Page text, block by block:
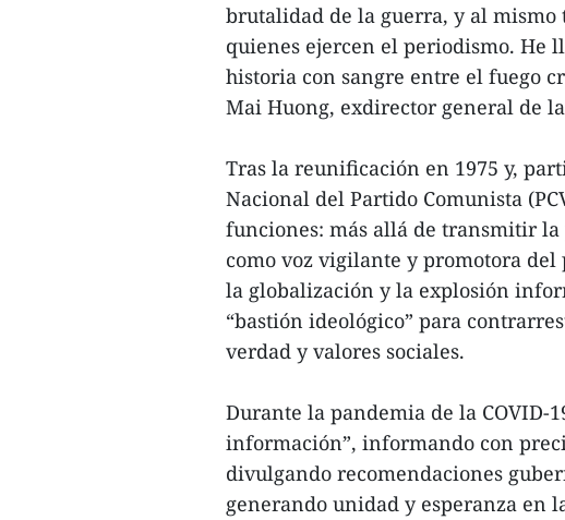
brutalidad de la guerra, y al
quienes ejercen el periodismo. He
historia con sangre entre el fuego
Mai Huong, exdirector general de
Tras la reunificación en 1975 y,
Nacional del Partido Comunista
funciones: más allá de transmitir
como voz vigilante y promotora del
la globalización y la explosión
“bastión ideológico” para
verdad y valores sociales.
Durante la pandemia de la COVID-
información”, informando con
divulgando recomendaciones
generando unidad y esperanza en